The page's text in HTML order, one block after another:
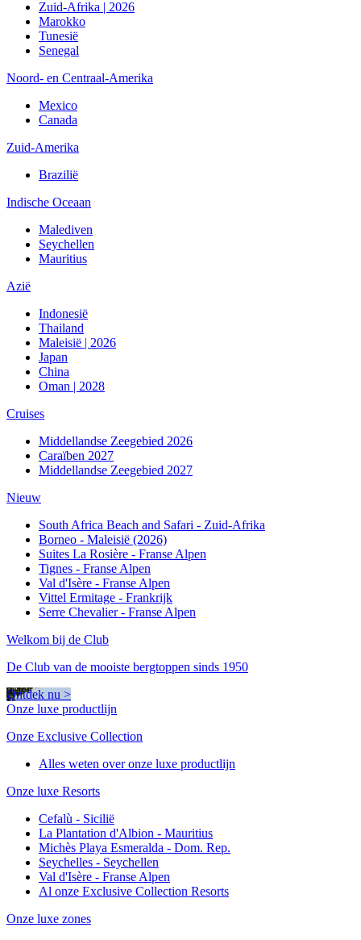
Zuid-Afrika | 2026
Marokko
Tunesië
Senegal
Noord- en Centraal-Amerika
Mexico
Canada
Zuid-Amerika
Brazilië
Indische Oceaan
Malediven
Seychellen
Mauritius
Azië
Indonesië
Thailand
Maleisië | 2026
Japan
China
Oman | 2028
Cruises
Middellandse Zeegebied 2026
Caraïben 2027
Middellandse Zeegebied 2027
Nieuw
South Africa Beach and Safari - Zuid-Afrika
Borneo - Maleisië (2026)
Suites La Rosière - Franse Alpen
Tignes - Franse Alpen
Val d'Isère - Franse Alpen
Vittel Ermitage - Frankrijk
Serre Chevalier - Franse Alpen
Welkom bij de Club
De Club van de mooiste bergtoppen sinds 1950
Ontdek nu >
Onze luxe productlijn
Onze Exclusive Collection
Alles weten over onze luxe productlijn
Onze luxe Resorts
Cefalù - Sicilië
La Plantation d'Albion - Mauritius
Michès Playa Esmeralda - Dom. Rep.
Seychelles - Seychellen
Val d'Isère - Franse Alpen
Al onze Exclusive Collection Resorts
Onze luxe zones